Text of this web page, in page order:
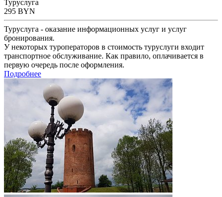
Туруслуга
295 BYN
Туруслуга - оказание информационных услуг и услуг
бронирования.
У некоторых туроператоров в стоимость туруслуги входит
транспортное обслуживание. Как правило, оплачивается в
первую очередь после оформления.
Подробнее